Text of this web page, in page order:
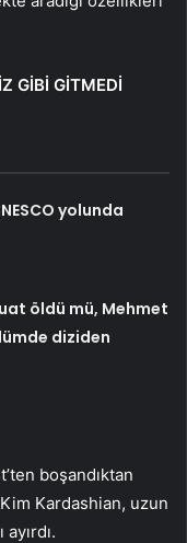
GİBİ GİTMEDİ
yolunda
öldü mü, Mehmet
diziden
boşandıktan
Kardashian, uzun